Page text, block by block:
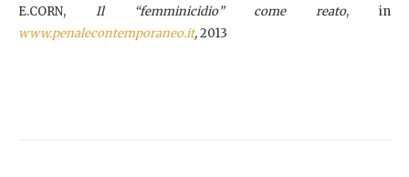
E.CORN, Il “femminicidio” come reato, in
www.penalecontemporaneo.it,2013